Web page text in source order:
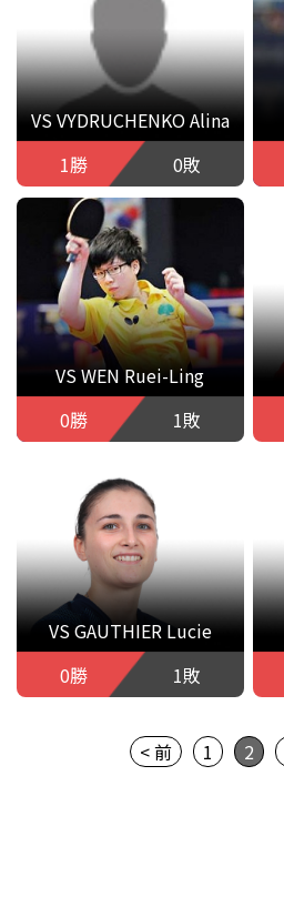
VS VYDRUCHENKO Alina
1勝
0敗
VS WEN Ruei-Ling
0勝
1敗
VS GAUTHIER Lucie
0勝
1敗
< 前 1 2